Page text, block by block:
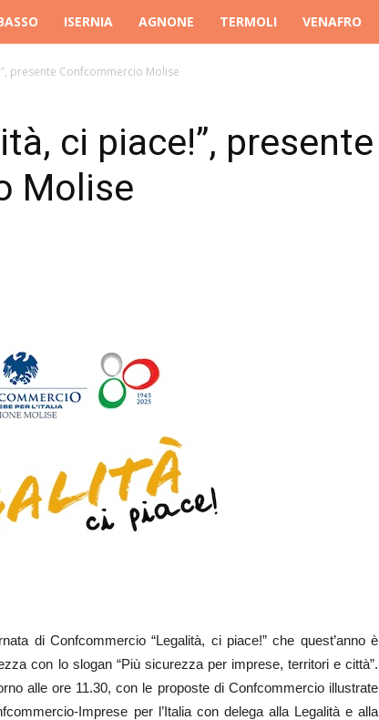
ISERNIA AGNONE TERMOLI VENAFRO
presente Confcommercio Molise
ci piace!”, presente
Molise
di Confcommercio “Legalità, ci piace!” che quest’anno è
con lo slogan “Più sicurezza per imprese, territori e città”.
alle ore 11.30, con le proposte di Confcommercio illustrate
Imprese per l’Italia con delega alla Legalità e alla